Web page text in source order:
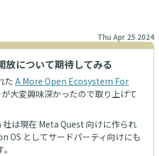
Thu Apr 25 2024
について期待してみる
た A More Open Ecosystem For
大変興味深かったので取り上げて
は現在 Meta Quest 向けに作られ
OS としてサードパーティ向けにも